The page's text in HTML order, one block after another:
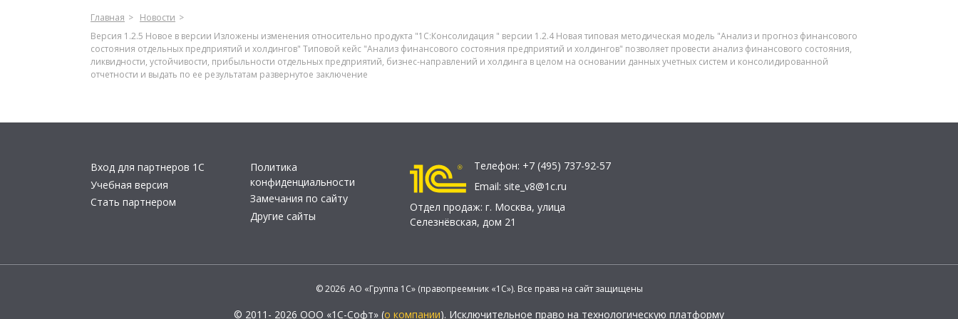
Главная
Новости
Версия 1.2.5 Новое в версии Изложены изменения относительно продукта "1С:Консолидация " версии 1.2.4 Новая типовая методическая модель "Анализ и прогноз финансового
состояния отдельных предприятий и холдингов" Типовой кейс "Анализ финансового состояния предприятий и холдингов" позволяет провести анализ финансового состояния,
ликвидности, устойчивости, прибыльности отдельных предприятий, бизнес-направлений и холдинга в целом на основании данных учетных систем и консолидированной
отчетности и выдать по ее результатам развернутое заключение
Вход для партнеров 1С
Учебная версия
Стать партнером
Политика
конфиденциальности
Замечания по сайту
Другие сайты
Телефон: +7 (495) 737-92-57
Email: site_v8@1c.ru
Отдел продаж: г. Москва, улица
Селезнёвская, дом 21
© 2026 АО «Группа 1С» (правопреемник «1С»). Все права на сайт защищены
© 2011- 2026 ООО «1С-Софт» (о компании). Исключительное право на технологическую платформу